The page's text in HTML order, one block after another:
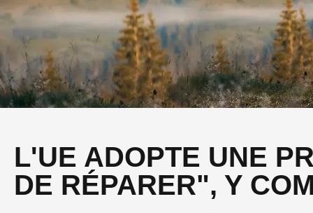
L'UE ADOPTE UNE
DE RÉPARER", Y